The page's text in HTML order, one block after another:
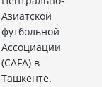
Азиатской
футбольной
Ассоциации
(CAFA) в
Ташкенте.